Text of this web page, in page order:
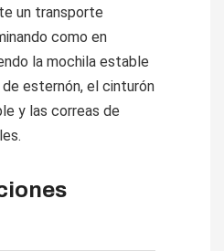
un transporte
como en
la mochila estable
esternón, el cinturón
y las correas de